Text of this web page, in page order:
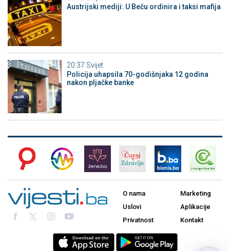
Austrijski mediji: U Beču ordinira i taksi mafija
20:37 Svijet
Policija uhapsila 70-godišnjaka 12 godina
nakon pljačke banke
O nama
Uslovi
Privatnost
Marketing
Aplikacije
Kontakt